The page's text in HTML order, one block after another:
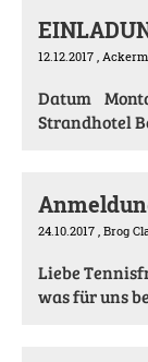
12.12.2017 ,
Datum
Strandhotel
24.10.2017 , Brog
Liebe
was für uns